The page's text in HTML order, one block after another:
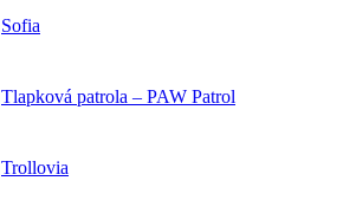
Sofia
Tlapková patrola – PAW Patrol
Trollovia